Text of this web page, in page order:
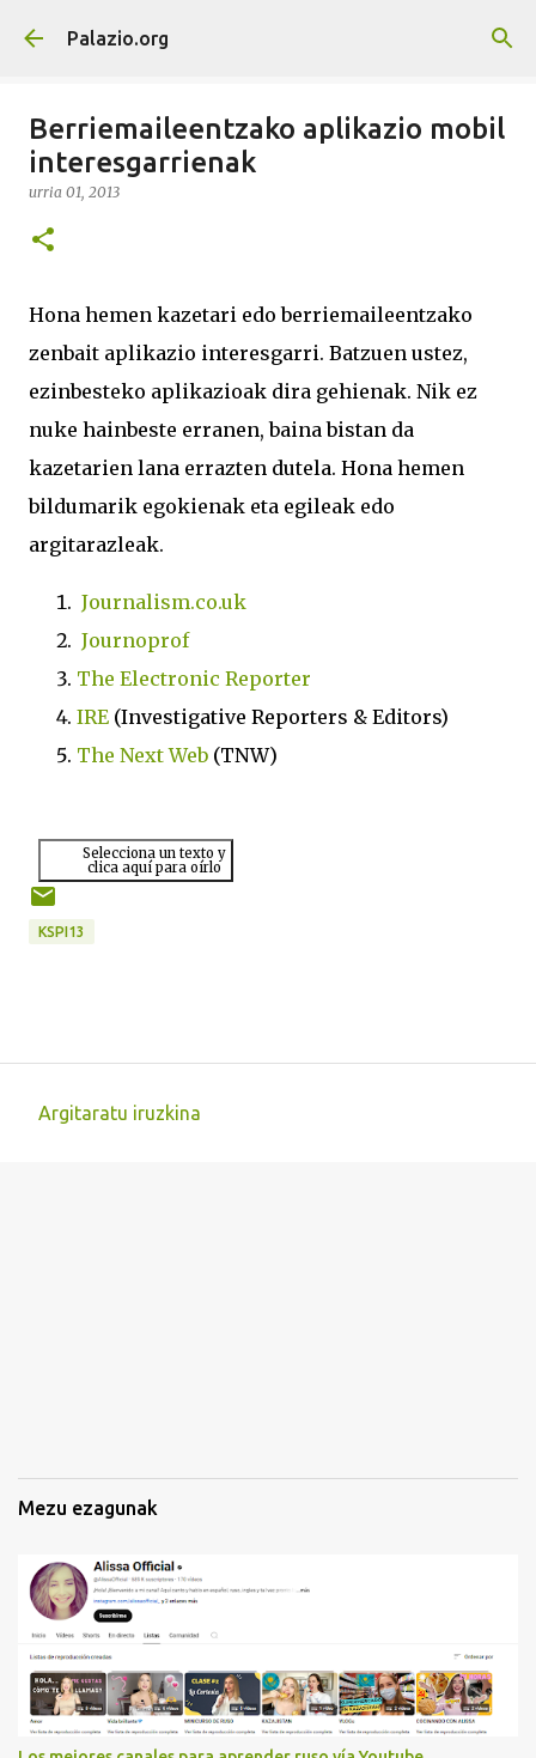
Saltatu eta joan eduki nagusira
Palazio.org
Berriemaileentzako aplikazio mobil
interesgarrienak
urria 01, 2013
Hona hemen kazetari edo berriemaileentzako
zenbait aplikazio interesgarri. Batzuen ustez,
ezinbesteko aplikazioak dira gehienak. Nik ez
nuke hainbeste erranen, baina bistan da
kazetarien lana errazten dutela. Hona hemen
bildumarik egokienak eta egileak edo
argitarazleak.
Journalism.co.uk
Journoprof
The Electronic Reporter
IRE (Investigative Reporters & Editors)
The Next Web (TNW)
Selecciona un texto y
clica aquí para oírlo
KSPI13
Argitaratu iruzkina
Mezu ezagunak